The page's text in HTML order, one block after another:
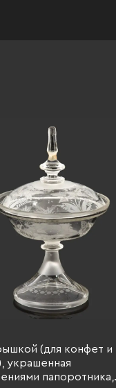
(для конфет и
украшенная
папоротника,